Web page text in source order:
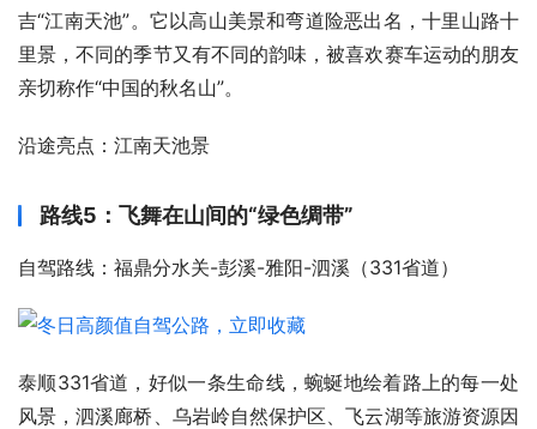
吉“江南天池”。它以高山美景和弯道险恶出名，十里山路十
里景，不同的季节又有不同的韵味，被喜欢赛车运动的朋友
亲切称作“中国的秋名山”。
沿途亮点：江南天池景
路线5：飞舞在山间的“绿色绸带”
自驾路线：福鼎分水关-彭溪-雅阳-泗溪（331省道）
泰顺331省道，好似一条生命线，蜿蜒地绘着路上的每一处
风景，泗溪廊桥、乌岩岭自然保护区、飞云湖等旅游资源因